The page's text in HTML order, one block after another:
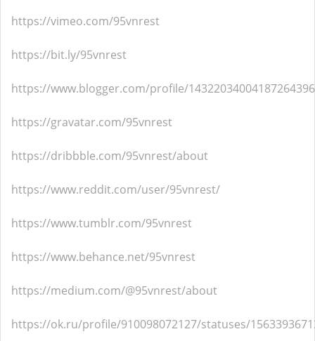
https://vimeo.com/95vnrest
https://bit.ly/95vnrest
https://www.blogger.com/profile/14322034004187264396
https://gravatar.com/95vnrest
https://dribbble.com/95vnrest/about
https://www.reddit.com/user/95vnrest/
https://www.tumblr.com/95vnrest
https://www.behance.net/95vnrest
https://medium.com/@95vnrest/about
https://ok.ru/profile/910098072127/statuses/